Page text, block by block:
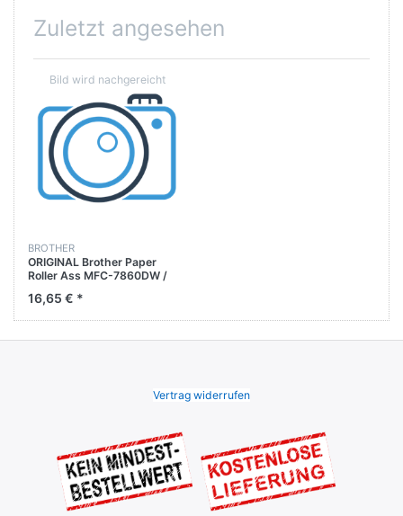
Zuletzt angesehen
BROTHER
ORIGINAL Brother Paper
Roller Ass MFC-7860DW /
7060D
16,65 € *
Vertrag widerrufen